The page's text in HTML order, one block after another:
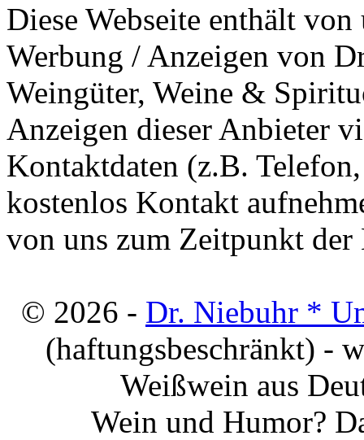
Diese Webseite enthält
Werbung / Anzeigen von
Weingüter, Weine &
Anzeigen dieser Anbieter
Kontaktdaten (z.B.
kostenlos Kontakt
von uns zum Zeitpunkt
© 2026 - Dr. Niebuhr *
(haftungsbeschränkt) -
Weißwein aus
Wein und Humor?